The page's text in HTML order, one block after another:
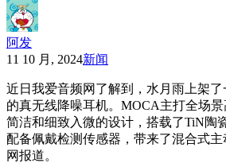
阿发
11 10 月, 2024新闻
近日我爱音频网了解到，水月雨上架
的真无线降噪耳机。MOCA主打全场景
简洁和细致入微的设计，搭载了TiN陶
配备佩戴检测传感器，带来了混合式
网报道。